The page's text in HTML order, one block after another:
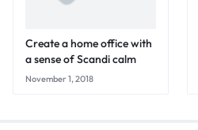
Create a home office with
a sense of Scandi calm
November 1, 2018